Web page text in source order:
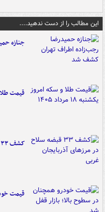
این مطالب را از دست ندهید....
جنازه
قیمت طلا و
کشف ۳۳ قبضه سلاح در مرزهای آذربایجان غربی
قیمت